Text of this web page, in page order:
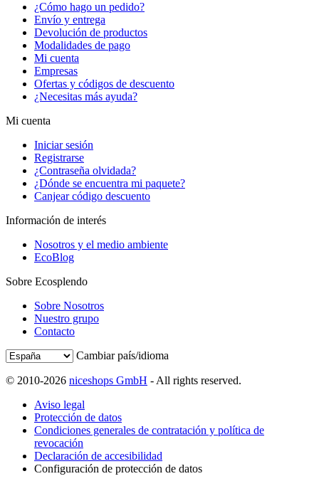
¿Cómo hago un pedido?
Envío y entrega
Devolución de productos
Modalidades de pago
Mi cuenta
Empresas
Ofertas y códigos de descuento
¿Necesitas más ayuda?
Mi cuenta
Iniciar sesión
Registrarse
¿Contraseña olvidada?
¿Dónde se encuentra mi paquete?
Canjear código descuento
Información de interés
Nosotros y el medio ambiente
EcoBlog
Sobre Ecosplendo
Sobre Nosotros
Nuestro grupo
Contacto
Cambiar país/idioma
© 2010-2026 niceshops GmbH - All rights reserved.
Aviso legal
Protección de datos
Condiciones generales de contratación y política de
revocación
Declaración de accesibilidad
Configuración de protección de datos